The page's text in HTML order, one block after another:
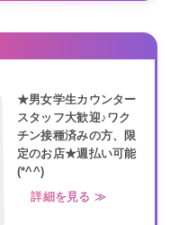
★男女学生カウンター
スタッフ大歓迎♪ワク
チン接種済みの方、限
定のお店★週払い可能
(*^^)
詳細を見る ≫